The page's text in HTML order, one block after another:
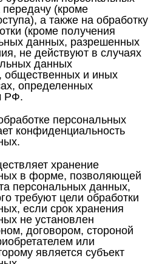
(кроме
а также на обработку
(кроме получения
данных, разрешенных
не действуют в случаях
данных
общественных и иных
определенных
РФ.
персональных
конфиденциальность
хранение
в форме, позволяющей
персональных данных,
требуют цели обработки
если срок хранения
не установлен
договором, стороной
или
является субъект